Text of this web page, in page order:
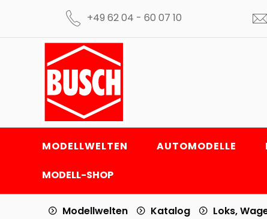
+49 62 04 - 60 07 10
MODELLWELTEN AUTOMODELLE
MODELL-SHOP
Modellwelten Katalog Loks,